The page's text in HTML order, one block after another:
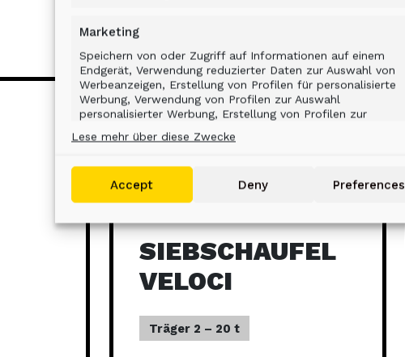
Marketing
Speichern von oder Zugriff auf Informationen auf einem
Endgerät, Verwendung reduzierter Daten zur Auswahl von
Werbeanzeigen, Erstellung von Profilen für personalisierte
Werbung, Verwendung von Profilen zur Auswahl
personalisierter Werbung, Erstellung von Profilen zur
Auswahl personalisierter Inhalte, Entwicklung und
zur Auswahl von Inhalten.
Abgleichung und Kombination von Daten aus
unterschiedlichen Quellen, Verknüpfung
verschiedener Endgeräte, Identifikation von
Endgeräten anhand automatisch übermittelter
Informationen.
Verwendung genauer Standortdaten, Geräte anhand
Lese mehr über diese Zwecke
Accept Deny Preferences
SIEBSCHAUFEL
VELOCI
Träger 2 – 20 t